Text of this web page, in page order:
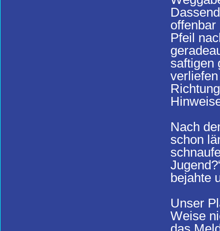
Pfeil
saftigen
Nach
schon
bejahte
Unser
Weise